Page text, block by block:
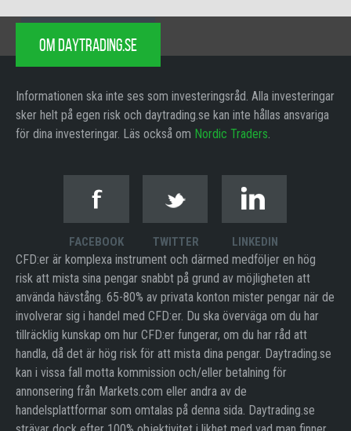
OM DAYTRADING.SE
Informationen ska inte ses som investeringsråd. Alla investeringar
sker helt på egen risk och daytrading.se kan inte hållas ansvariga
för dina investeringar. Läs också om Nordic Traders.
FACEBOOK TWITTER LINKEDIN
CFD:er är komplexa instrument och därmed medföljer en hög
risk att mista sina pengar snabbt på grund av möjligheten att
använda hävstång. 65-80% av privata konton mister pengar när de
involverar sig i handel med CFD:er. Du ska överväga om du har
tillräcklig kunskap om hur CFD:er fungerar, om du har råd att
handla, då det är hög risk för att mista dina pengar. Daytrading.se
kan i vissa fall motta kommission och/eller betalning för
annonsering från Markets.com eller andra av de
handelsplattformar som omtalas på denna sida. Daytrading.se